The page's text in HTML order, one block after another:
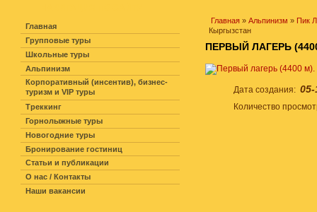
Главная » Альпинизм » Пик
Кыргызстан
ПЕРВЫЙ ЛАГЕРЬ
Дата создания: 05-
Количество
Главная
Групповые туры
Школьные туры
Альпинизм
Корпоративный (инсентив), бизнес-
туризм и VIP туры
Треккинг
Горнолыжные туры
Новогодние туры
Бронирование гостиниц
Статьи и публикации
О нас / Контакты
Наши вакансии